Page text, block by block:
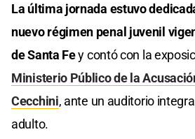
La última jornada estuvo
nuevo régimen penal juvenil
de Santa Fey contó con la
Ministerio Público de la
Cecchini, ante un auditorio
adulto.